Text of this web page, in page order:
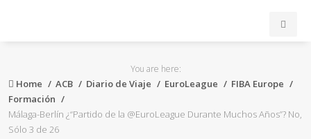
ACB
EuroLeague
You are here:
Home ACB Diario de Viaje EuroLeague
FIBA Europe
Formación
Málaga-Berlín ¿“Partido de la @EuroLeague Durante Muchos Años”? No,
Sólo 3 de 26